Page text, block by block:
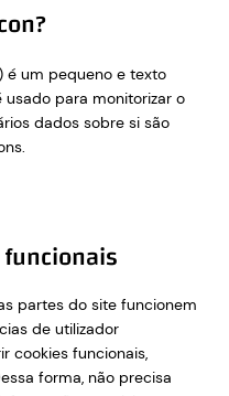
é um pequeno e texto
usado para monitorizar o
dados sobre si são
funcionais
partes do site funcionem
de utilizador
cookies funcionais,
forma, não precisa